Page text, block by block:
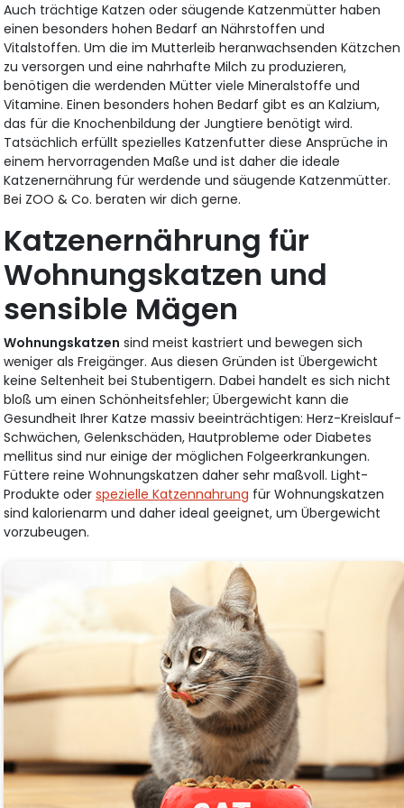
Auch trächtige Katzen oder säugende Katzenmütter haben
einen besonders hohen Bedarf an Nährstoffen und
Vitalstoffen. Um die im Mutterleib heranwachsenden Kätzchen
zu versorgen und eine nahrhafte Milch zu produzieren,
benötigen die werdenden Mütter viele Mineralstoffe und
Vitamine. Einen besonders hohen Bedarf gibt es an Kalzium,
das für die Knochenbildung der Jungtiere benötigt wird.
Tatsächlich erfüllt spezielles Katzenfutter diese Ansprüche in
einem hervorragenden Maße und ist daher die ideale
Katzenernährung für werdende und säugende Katzenmütter.
Bei ZOO & Co. beraten wir dich gerne.
Katzenernährung für
Wohnungskatzen und
sensible Mägen
Wohnungskatzen sind meist kastriert und bewegen sich
weniger als Freigänger. Aus diesen Gründen ist Übergewicht
keine Seltenheit bei Stubentigern. Dabei handelt es sich nicht
bloß um einen Schönheitsfehler; Übergewicht kann die
Gesundheit Ihrer Katze massiv beeinträchtigen: Herz-Kreislauf-
Schwächen, Gelenkschäden, Hautprobleme oder Diabetes
mellitus sind nur einige der möglichen Folgeerkrankungen.
Füttere reine Wohnungskatzen daher sehr maßvoll. Light-
Produkte oderspezielle Katzennahrung für Wohnungskatzen
sind kalorienarm und daher ideal geeignet, um Übergewicht
vorzubeugen.